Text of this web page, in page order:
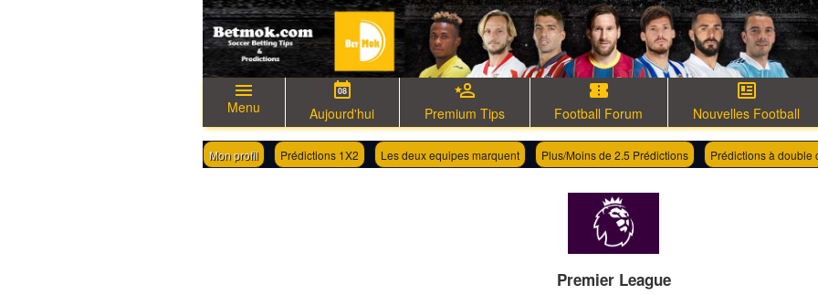
Menu
08
Aujourd'hui Premium Tips Football Forum Nouvelles Football
Mon profil Prédictions 1X2 Les deux equipes marquent Plus/Moins de 2.5 Prédictions Prédictions à double
Premier League